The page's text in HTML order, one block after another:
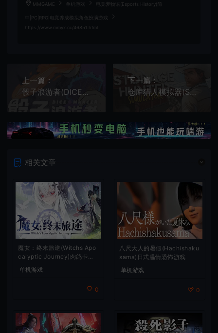
MMGAME 单机游戏 电竞梦物语(Esports History)简
中|PC|RPG|电竞养成模拟角色扮演游戏
https://www.mmyx.cc/46851.html
上一篇：
骰子浪游者(DICEOMANCER)肉鸽卡牌构筑策略游戏|下载
下一篇：
仓库猎人模拟器(Storage Hunter Simulator)管理拍卖模拟游戏
相关文章
魔女：终末旅途(Witchs Apo
calyptic Journey)肉鸽卡牌
策略游戏
单机游戏
0
八尺大人的暑假(Hachishaku
sama)日式温情恐怖游戏
单机游戏
0